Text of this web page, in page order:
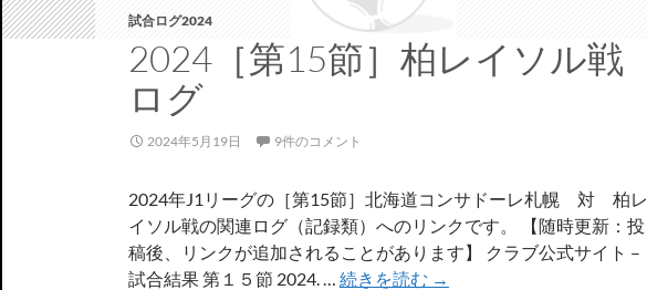
試合ログ2024
2024［第15節］柏レイソル戦
ログ
2024年5月19日 9件のコメント
2024年J1リーグの［第15節］北海道コンサドーレ札幌 対 柏レ
イソル戦の関連ログ（記録類）へのリンクです。 【随時更新：投
稿後、リンクが追加されることがあります】 クラブ公式サイト –
試合結果 第１５節 2024. … 続きを読む 2024［第
→